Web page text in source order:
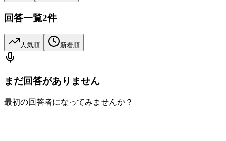
回答一覧2件
人気順 新着順
まだ回答がありません
最初の回答者になってみませんか？